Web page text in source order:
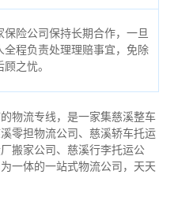
险公司保持长期合作，一旦
程负责处理理赔事宜，免除
之忧。
物流专线，是一家集慈溪整车
零担物流公司、慈溪轿车托运
搬家公司、慈溪行李托运公
一体的一站式物流公司，天天